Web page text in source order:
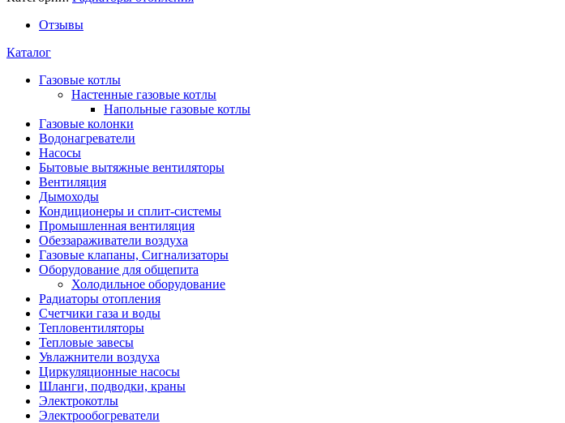
Отзывы
Каталог
Газовые котлы
Настенные газовые котлы
Напольные газовые котлы
Газовые колонки
Водонагреватели
Насосы
Бытовые вытяжные вентиляторы
Вентиляция
Дымоходы
Кондиционеры и сплит-системы
Промышленная вентиляция
Обеззараживатели воздуха
Газовые клапаны, Сигнализаторы
Оборудование для общепита
Холодильное оборудование
Радиаторы отопления
Счетчики газа и воды
Тепловентиляторы
Тепловые завесы
Увлажнители воздуха
Циркуляционные насосы
Шланги, подводки, краны
Электрокотлы
Электрообогреватели